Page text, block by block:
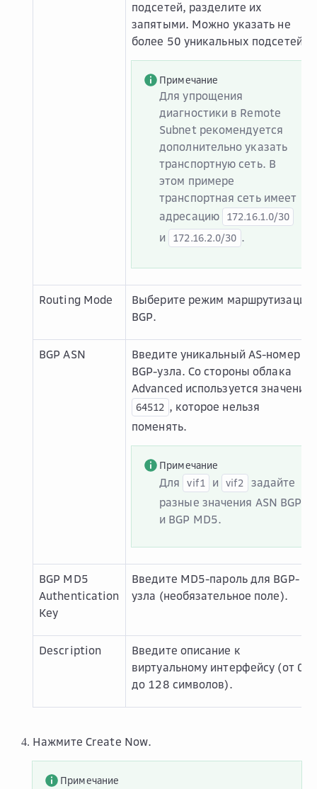
подсетей, разделите их
запятыми. Можно указать не
более 50 уникальных подсетей.
Примечание
Для упрощения
диагностики в Remote
Subnet рекомендуется
дополнительно указать
транспортную сеть. В
этом примере
транспортная сеть имеет
адресацию
172.16.1.0/30
и 172.16.2.0/30 .
Routing Mode
Выберите режим маршрутизации
BGP.
BGP ASN
Введите уникальный AS-номер
BGP-узла. Со стороны облака
Advanced используется значение
64512 , которое нельзя
поменять.
Примечание
Для vif1 и vif2
задайте
разные значения ASN BGP
и BGP MD5.
BGP MD5
Authentication
Key
Введите MD5-пароль для BGP-
узла (необязательное поле).
Description
Введите описание к
виртуальному интерфейсу (от 0
до 128 символов).
Нажмите Create Now.
Примечание